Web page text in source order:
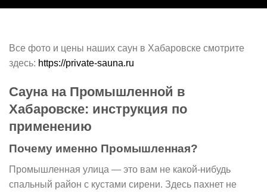
Все фото и цены наших саун в Хабаровске смотрите
здесь: https://private-sauna.ru
Сауна на Промышленной в
Хабаровске: инструкция по
применению
Почему именно Промышленная?
Промышленная улица — это вам не какой-нибудь
спальный район с кустами сирени. Здесь пахнет не